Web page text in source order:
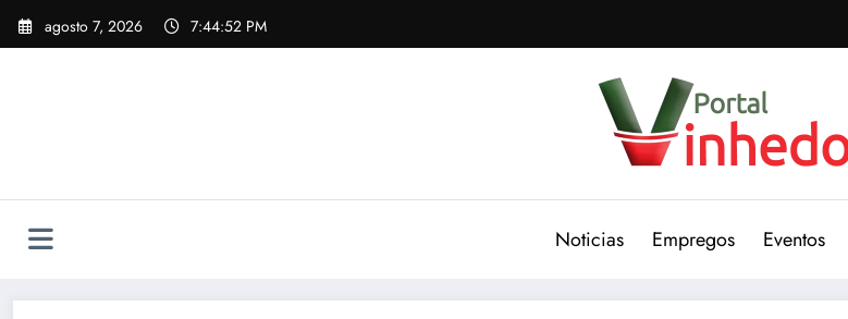
Pular
para
agosto 7, 2026 7:44:54 PM
Noticias Empregos Eventos